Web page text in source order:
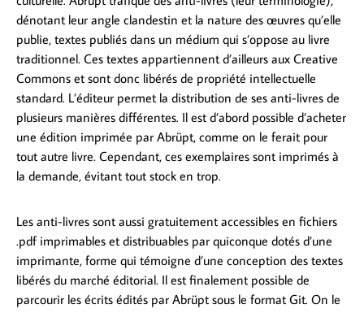
dénotant leur angle clandestin et la nature des œuvres qu’elle
publie, textes publiés dans un médium qui s’oppose au livre
traditionnel. Ces textes appartiennent d’ailleurs aux Creative
Commons et sont donc libérés de propriété intellectuelle
standard. L’éditeur permet la distribution de ses anti-livres de
plusieurs manières différentes. Il est d’abord possible d’acheter
une édition imprimée par Abrüpt, comme on le ferait pour
tout autre livre. Cependant, ces exemplaires sont imprimés à
la demande, évitant tout stock en trop.
Les anti-livres sont aussi gratuitement accessibles en fichiers
.pdf imprimables et distribuables par quiconque dotés d’une
imprimante, forme qui témoigne d’une conception des textes
libérés du marché éditorial. Il est finalement possible de
parcourir les écrits édités par Abrüpt sous le format Git. On le